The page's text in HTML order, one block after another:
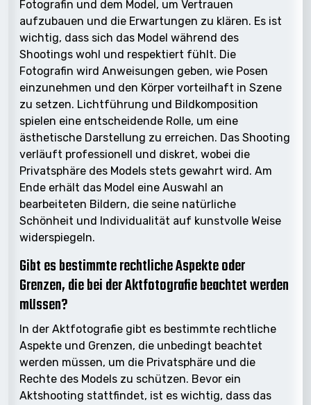
Fotografin und dem Model, um Vertrauen
aufzubauen und die Erwartungen zu klären. Es ist
wichtig, dass sich das Model während des
Shootings wohl und respektiert fühlt. Die
Fotografin wird Anweisungen geben, wie Posen
einzunehmen und den Körper vorteilhaft in Szene
zu setzen. Lichtführung und Bildkomposition
spielen eine entscheidende Rolle, um eine
ästhetische Darstellung zu erreichen. Das Shooting
verläuft professionell und diskret, wobei die
Privatsphäre des Models stets gewahrt wird. Am
Ende erhält das Model eine Auswahl an
bearbeiteten Bildern, die seine natürliche
Schönheit und Individualität auf kunstvolle Weise
widerspiegeln.
Gibt es bestimmte rechtliche Aspekte oder
Grenzen, die bei der Aktfotografie beachtet werden
müssen?
In der Aktfotografie gibt es bestimmte rechtliche
Aspekte und Grenzen, die unbedingt beachtet
werden müssen, um die Privatsphäre und die
Rechte des Models zu schützen. Bevor ein
Aktshooting stattfindet, ist es wichtig, dass das